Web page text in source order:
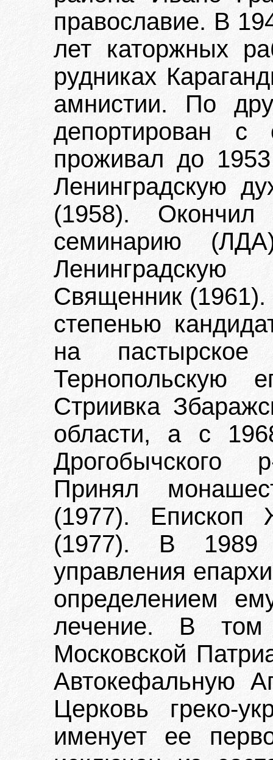
православие. В
лет каторжных
рудниках
амнистии. По
депортирован с
проживал до
Ленинградскую
(1958). Окончил
семинарию
Священник
степенью
на
Тернопольскую
Стриивка
области, а с
Дрогобычского
Принял
(1977). Епископ
(1977). В
управления
определением
лечение. В том
Московской
Автокефальную
Церковь греко-
именует ее